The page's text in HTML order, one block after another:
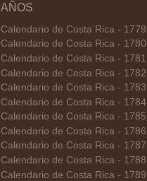
AÑOS
Calendario de Costa Rica - 1779
Calendario de Costa Rica - 1780
Calendario de Costa Rica - 1781
Calendario de Costa Rica - 1782
Calendario de Costa Rica - 1783
Calendario de Costa Rica - 1784
Calendario de Costa Rica - 1785
Calendario de Costa Rica - 1786
Calendario de Costa Rica - 1787
Calendario de Costa Rica - 1788
Calendario de Costa Rica - 1789